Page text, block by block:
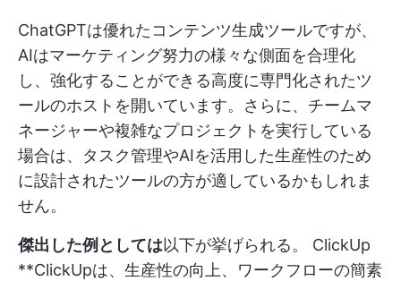
ChatGPTは優れたコンテンツ生成ツールですが、
AIはマーケティング努力の様々な側面を合理化
し、強化することができる高度に専門化されたツ
ールのホストを開いています。さらに、チームマ
ネージャーや複雑なプロジェクトを実行している
場合は、タスク管理やAIを活用した生産性のため
に設計されたツールの方が適しているかもしれま
せん。
傑出した例としては以下が挙げられる。 ClickUp
**ClickUpは、生産性の向上、ワークフローの簡素